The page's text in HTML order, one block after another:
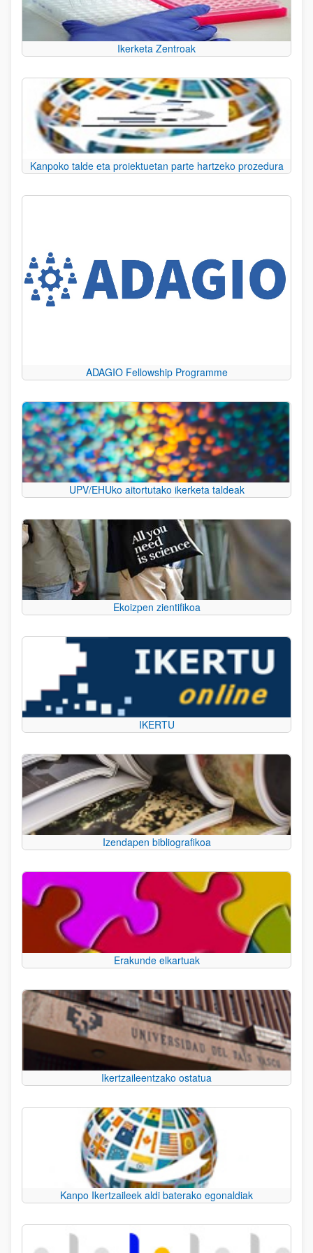
Ikerketa Zentroak
Kanpoko talde eta proiektuetan parte hartzeko prozedura
ADAGIO Fellowship Programme
UPV/EHUko aitortutako ikerketa taldeak
Ekoizpen zientifikoa
IKERTU
Izendapen bibliografikoa
Erakunde elkartuak
Ikertzaileentzako ostatua
Kanpo Ikertzaileek aldi baterako egonaldiak